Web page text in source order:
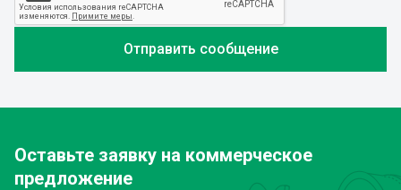
Оставьте заявку на коммерческое
предложение